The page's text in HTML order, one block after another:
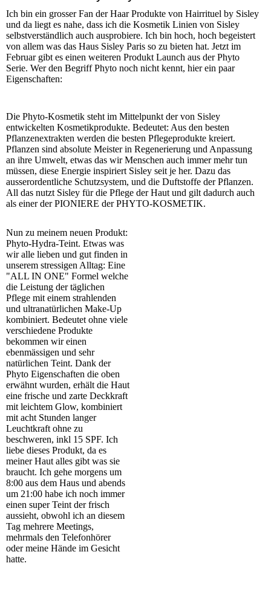
Ich bin ein grosser Fan der Haar Produkte von Hairrituel by Sisley
und da liegt es nahe, dass ich die Kosmetik Linien von Sisley
selbstverständlich auch ausprobiere. Ich bin hoch, hoch begeistert
von allem was das Haus Sisley Paris so zu bieten hat. Jetzt im
Februar gibt es einen weiteren Produkt Launch aus der Phyto
Serie. Wer den Begriff Phyto noch nicht kennt, hier ein paar
Eigenschaften:
Die Phyto-Kosmetik steht im Mittelpunkt der von Sisley
entwickelten Kosmetikprodukte. Bedeutet: Aus den besten
Pflanzenextrakten werden die besten Pflegeprodukte kreiert.
Pflanzen sind absolute Meister in Regenerierung und Anpassung
an ihre Umwelt, etwas das wir Menschen auch immer mehr tun
müssen, diese Energie inspiriert Sisley seit je her. Dazu das
ausserordentliche Schutzsystem, und die Duftstoffe der Pflanzen.
All das nutzt Sisley für die Pflege der Haut und gilt dadurch auch
als einer der PIONIERE der PHYTO-KOSMETIK.
Nun zu meinem neuen Produkt:
Phyto-Hydra-Teint. Etwas was
wir alle lieben und gut finden in
unserem stressigen Alltag: Eine
"ALL IN ONE" Formel welche
die Leistung der täglichen
Pflege mit einem strahlenden
und ultranatürlichen Make-Up
kombiniert. Bedeutet ohne viele
verschiedene Produkte
bekommen wir einen
ebenmässigen und sehr
natürlichen Teint. Dank der
Phyto Eigenschaften die oben
erwähnt wurden, erhält die Haut
eine frische und zarte Deckkraft
mit leichtem Glow, kombiniert
mit acht Stunden langer
Leuchtkraft ohne zu
beschweren, inkl 15 SPF. Ich
liebe dieses Produkt, da es
meiner Haut alles gibt was sie
braucht. Ich gehe morgens um
8:00 aus dem Haus und abends
um 21:00 habe ich noch immer
einen super Teint der frisch
aussieht, obwohl ich an diesem
Tag mehrere Meetings,
mehrmals den Telefonhörer
oder meine Hände im Gesicht
hatte.